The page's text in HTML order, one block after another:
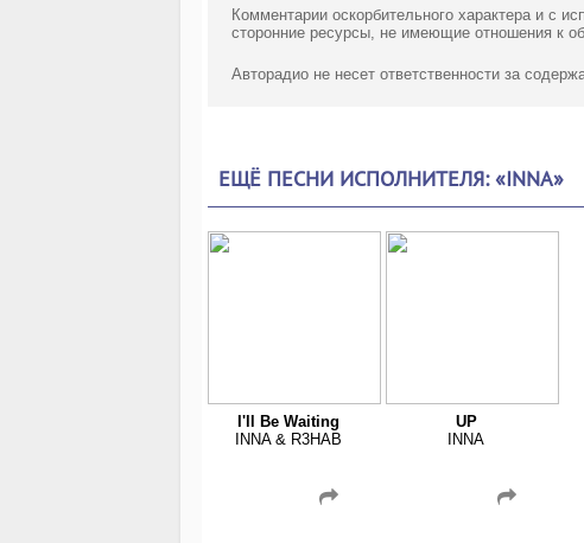
Комментарии оскорбительного характера и с
сторонние ресурсы, не имеющие отношения к
Авторадио не несет ответственности за
ЕЩЁ ПЕСНИ ИСПОЛНИТЕЛЯ: «INNA»
I'll Be Waiting
INNA & R3HAB
UP
INNA